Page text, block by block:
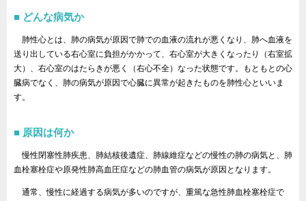
どんな病気か
肺性心とは、肺の病気が原因で肺での血液の流れが悪くなり、肺へ血液を
送り出している右心室に負担がかかって、右心室が大きくなったり（右室拡
大）、右心室のはたらきが悪く（右心不全）なった状態です。もともとの心
臓病でなく、肺の病気が原因で心臓に異常が起きたものを肺性心といいま
す。
原因は何か
慢性閉塞性肺疾患、肺結核後遺症、肺線維症などの慢性の肺の病気と、肺
血栓塞栓症や原発性肺高血圧症などの肺血管の病気が原因となります。
通常、慢性に経過する病気が多いのですが、重篤な急性肺血栓塞栓症で